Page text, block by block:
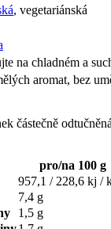
, vegetariánská
na chladném a
aromat, bez
částečně
pro/na 100 g
957,1 / 228,6 kj /
7,4 g
1,5 g